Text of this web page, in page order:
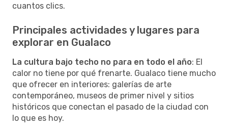
cuantos clics.
Principales actividades y lugares para
explorar en Gualaco
La cultura bajo techo no para en todo el año: El
calor no tiene por qué frenarte. Gualaco tiene mucho
que ofrecer en interiores: galerías de arte
contemporáneo, museos de primer nivel y sitios
históricos que conectan el pasado de la ciudad con
lo que es hoy.